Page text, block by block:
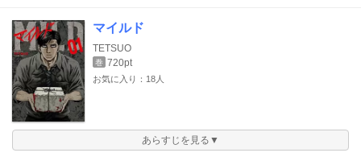
マイルド
TETSUO
巻 720pt
お気に入り：18人
あらすじを見る▼